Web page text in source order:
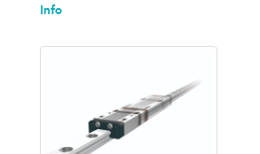
Info